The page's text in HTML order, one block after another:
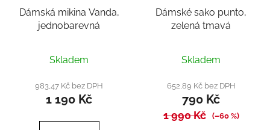
Dámská mikina Vanda,
jednobarevná
Skladem
983,47 Kč bez DPH
1 190 Kč
Dámské sako punto,
zelená tmavá
hodnocení
produktu
je
5,0
Skladem
652,89 Kč bez DPH
790 Kč
1 990 Kč (–60 %)